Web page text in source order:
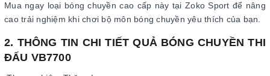
Mua ngay loại bóng chuyền cao cấp này tại Zoko Sport để nâng
cao trải nghiệm khi chơi bộ môn bóng chuyền yêu thích của bạn.
2. THÔNG TIN CHI TIẾT QUẢ BÓNG CHUYỀN THI
ĐẤU VB7700